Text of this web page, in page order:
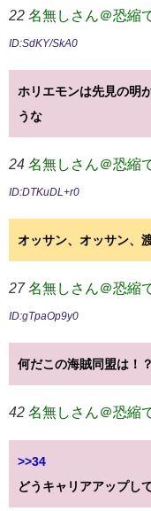
22 名無しさん＠恐縮
ID:SdKY/SkA0
ホリエモンは先見の明
うな
24 名無しさん＠恐縮
ID:DTKuDL+r0
オッサン、オッサン、
27 名無しさん＠恐縮
ID:gTpaOp9y0
何だこの海賊同盟は！？
42 名無しさん＠恐縮
>>34
どうキャリアアップし